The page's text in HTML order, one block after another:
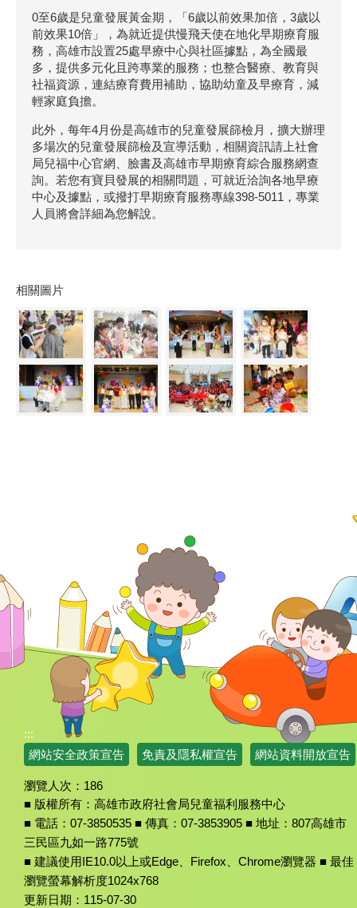
0至6歲是兒童發展黃金期，「6歲以前效果加倍，3歲以
前效果10倍」，為就近提供慢飛天使在地化早期療育服
務，高雄市設置25處早療中心與社區據點，為全國最
多，提供多元化且跨專業的服務；也整合醫療、教育與
社福資源，連結療育費用補助，協助幼童及早療育，減
輕家庭負擔。
此外，每年4月份是高雄市的兒童發展篩檢月，擴大辦理
多場次的兒童發展篩檢及宣導活動，相關資訊請上社會
局兒福中心官網、臉書及高雄市早期療育綜合服務網查
詢。若您有寶貝發展的相關問題，可就近洽詢各地早療
中心及據點，或撥打早期療育服務專線398-5011，專業
人員將會詳細為您解說。
相關圖片
:::
網站安全政策宣告
免責及隱私權宣告 網站資料開放宣告
瀏覽人次： 186
■ 版權所有：高雄市政府社會局兒童福利服務中心
■ 電話：07-3850535 ■ 傳真：07-3853905 ■ 地址：807高雄市
三民區九如一路775號
■ 建議使用IE10.0以上或Edge、Firefox、Chrome瀏覽器 ■ 最佳
瀏覽螢幕解析度1024x768
更新日期： 115-07-30